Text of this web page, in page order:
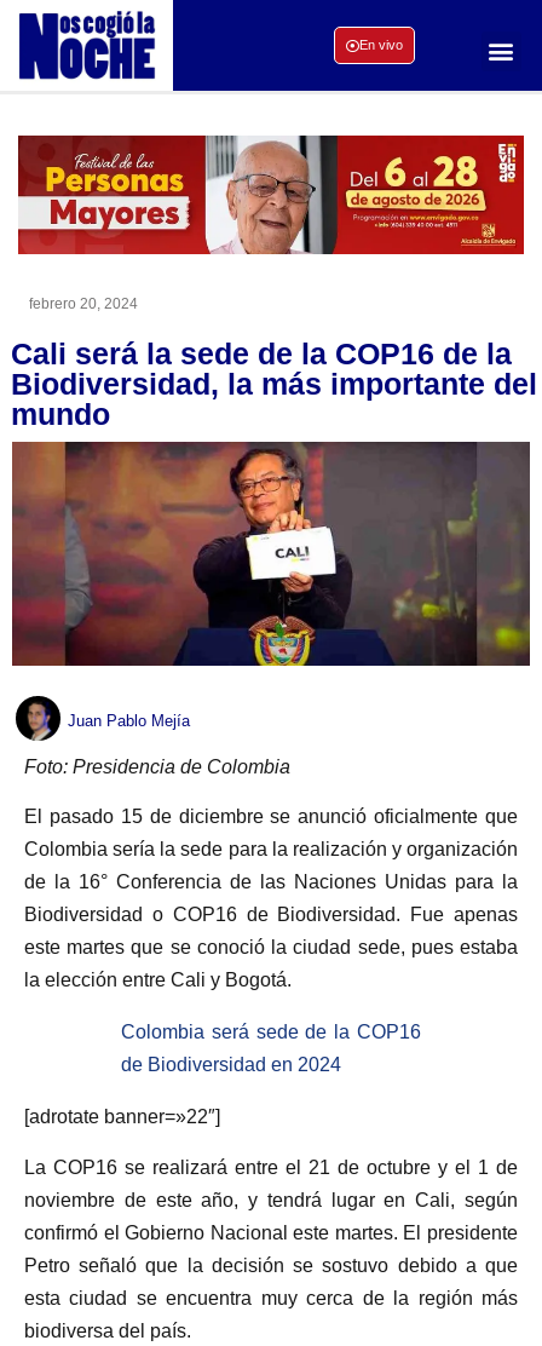
En vivo
febrero 20, 2024
Cali será la sede de la COP16 de la
Biodiversidad, la más importante del
mundo
Juan Pablo Mejía
Foto: Presidencia de Colombia
El pasado 15 de diciembre se anunció oficialmente que
Colombia sería la sede para la realización y organización
de la 16° Conferencia de las Naciones Unidas para la
Biodiversidad o COP16 de Biodiversidad. Fue apenas
este martes que se conoció la ciudad sede, pues estaba
la elección entre Cali y Bogotá.
Colombia será sede de la COP16
de Biodiversidad en 2024
[adrotate banner=»22″]
La COP16 se realizará entre el 21 de octubre y el 1 de
noviembre de este año, y tendrá lugar en Cali, según
confirmó el Gobierno Nacional este martes. El presidente
Petro señaló que la decisión se sostuvo debido a que
esta ciudad se encuentra muy cerca de la región más
biodiversa del país.